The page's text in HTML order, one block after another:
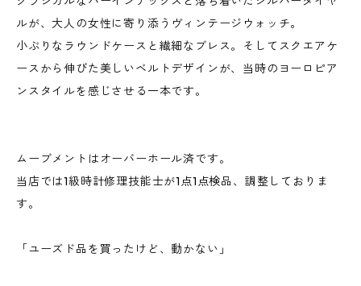
ルが、大人の女性に寄り添うヴィンテージウォッチ。
小ぶりなラウンドケースと繊細なブレス。そしてスクエアケ
ースから伸びた美しいベルトデザインが、当時のヨーロピア
ンスタイルを感じさせる一本です。
ムーブメントはオーバーホール済です。
当店では1級時計修理技能士が1点1点検品、調整しておりま
す。
「ユーズド品を買ったけど、動かない」